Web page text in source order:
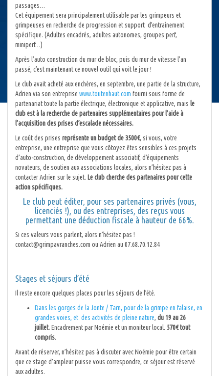
passages…
Cet équipement sera principalement utilisable par les grimpeurs et
grimpeuses en recherche de progression et support d’entraînement
spécifique. (Adultes encadrés, adultes autonomes, groupes perf,
miniperf…)
Après l’auto construction du mur de bloc, puis du mur de vitesse l’an
passé, c’est maintenant ce nouvel outil qui voit le jour !
Le club avait acheté aux enchères, en septembre, une partie de la structure,
Adrien via son entreprise www.toutenhaut.com fourni sous forme de
partenariat toute la partie électrique, électronique et applicative, mais le
club est à la recherche de partenaires supplémentaires pour l’aide à
l’acquisition des prises d’escalade nécessaires.
Le coût des prises représente un budget de 3500€, si vous, votre
entreprise, une entreprise que vous côtoyez êtes sensibles à ces projets
d’auto-construction, de développement associatif, d’équipements
novateurs, de soutien aux associations locales, alors n’hésitez pas à
contacter Adrien sur le sujet. Le club cherche des partenaires pour cette
action spécifiques.
Le club peut éditer, pour ses partenaires privés (vous,
licenciés !), ou des entreprises, des reçus vous
permettant une déduction fiscale à hauteur de 66%.
Si ces valeurs vous parlent, alors n’hésitez pas !
contact@grimpavranches.com ou Adrien au 07.68.70.12.84
Stages et séjours d’été
Il reste encore quelques places pour les séjours de l’été.
Dans les gorges de la Jonte / Tarn, pour de la grimpe en falaise, en
grandes voies, et des activités de pleine nature, du 19 au 26
juillet.Encadrement par Noémie et un moniteur local. 570€ tout
compris.
Avant de réserver, n’hésitez pas à discuter avec Noémie pour être certain
que ce stage d’ampleur puisse vous correspondre, ce séjour est réservé
aux adultes.